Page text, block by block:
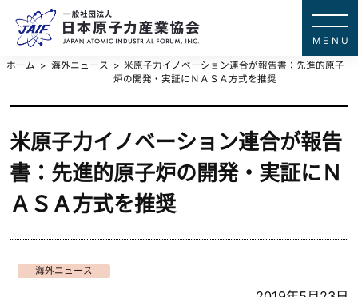
ホーム 海外ニュース
米原子力イノベーション連合が報告書：先進的原子
炉の開発・実証にＮＡＳＡ方式を推奨
米原子力イノベーション連合が報告
書：先進的原子炉の開発・実証にＮ
ＡＳＡ方式を推奨
海外ニュース